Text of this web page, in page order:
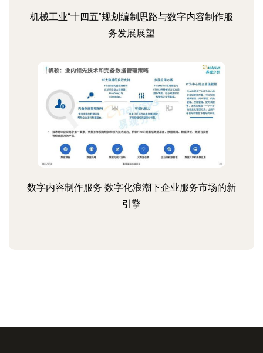
机械工业“十四五”规划编制思路与数字内容制作服
务发展展望
数字内容制作服务 数字化浪潮下企业服务市场的新
引擎